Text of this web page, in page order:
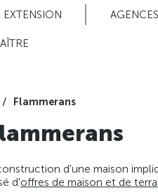
EXTENSION AGENCES
Flammerans
d'une maison
d'offres de maison et de